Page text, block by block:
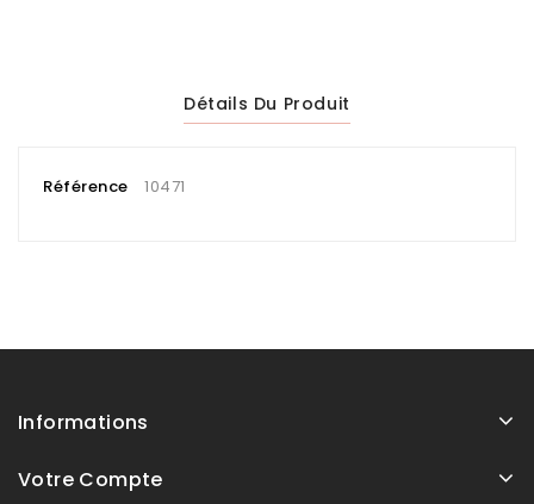
Détails Du Produit
Référence 10471
Informations
Votre Compte